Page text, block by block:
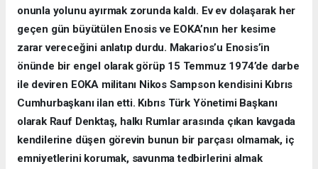
onunla yolunu ayırmak zorunda kaldı. Ev ev dolaşarak her
geçen gün büyütülen Enosis ve EOKA’nın her kesime
zarar vereceğini anlatıp durdu. Makarios’u Enosis’in
önünde bir engel olarak görüp 15 Temmuz 1974’de darbe
ile deviren EOKA militanı Nikos Sampson kendisini Kıbrıs
Cumhurbaşkanı ilan etti. Kıbrıs Türk Yönetimi Başkanı
olarak Rauf Denktaş, halkı Rumlar arasında çıkan kavgada
kendilerine düşen görevin bunun bir parçası olmamak, iç
emniyetlerini korumak, savunma tedbirlerini almak